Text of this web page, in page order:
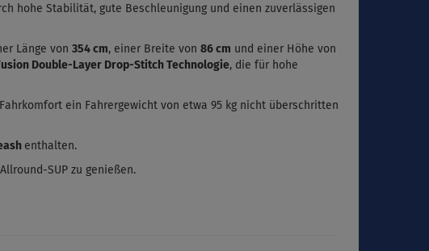
hohe Stabilität, gute Beschleunigung und einen zuverlässigen
Länge von 354 cm, einer Breite von 86 cm und einer Höhe von
Double-Layer Drop-Stitch Technologie, die für hohe
ein Fahrergewicht von etwa 95 kg nicht überschritten
enthalten.
SUP zu genießen.